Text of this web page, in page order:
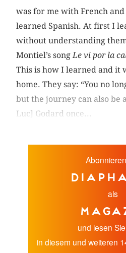
was for me with French
learned Spanish. At first I
without understanding
Montiel’s songLe vi por la
This is how I learned and it
home. They say: “You no
but the journey can also be
Luc] Godard once...
als
und lesen
in diesem und weiteren